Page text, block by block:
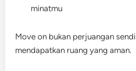
minatmu
Move on bukan perjuangan
mendapatkan ruang yang aman.